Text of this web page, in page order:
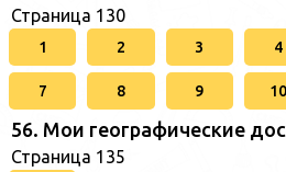
Страница 130
1 2 3 4
7 8 9 10
56. Мои географические
Страница 135